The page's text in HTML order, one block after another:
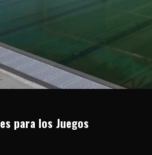
para los Juegos